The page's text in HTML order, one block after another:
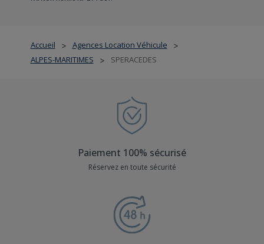
Accueil > Agences Location Véhicule >
ALPES-MARITIMES > SPERACEDES
Paiement 100% sécurisé
Réservez en toute sécurité